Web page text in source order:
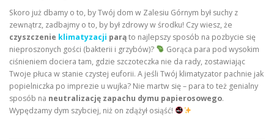
Skoro już dbamy o to, by Twój dom w Zalesiu Górnym był suchy z
zewnątrz, zadbajmy o to, by był zdrowy w środku! Czy wiesz, że
czyszczenie klimatyzacji parąto najlepszy sposób na pozbycie się
nieproszonych gości (bakterii i grzybów)?
Gorąca para pod wysokim
ciśnieniem dociera tam, gdzie szczoteczka nie da rady, zostawiając
Twoje płuca w stanie czystej euforii. A jeśli Twój klimatyzator pachnie jak
popielniczka po imprezie u wujka? Nie martw się – para to też genialny
sposób na neutralizację zapachu dymu papierosowego.
Wypędzamy dym szybciej, niż on zdążył osiąść!